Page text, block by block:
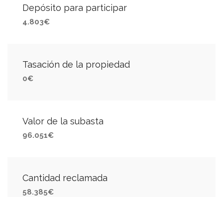
Depósito para participar
4.803€
Tasación de la propiedad
0€
Valor de la subasta
96.051€
Cantidad reclamada
58.385€